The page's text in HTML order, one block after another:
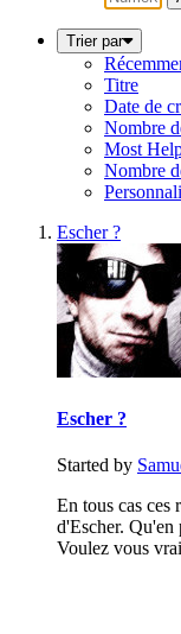
Trier par
Titre
Date de
Nombre
Most
Nombre
Escher ?
Escher ?
Started by
En tous cas ces
d'Escher. Qu'en
Voulez vous